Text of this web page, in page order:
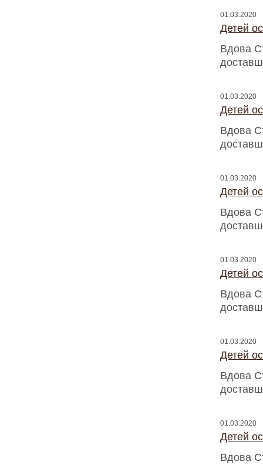
01.03.2020
Детей
Вдова
01.03.2020
Детей
Вдова
01.03.2020
Детей
Вдова
01.03.2020
Детей
Вдова
01.03.2020
Детей
Вдова
01.03.2020
Детей
Вдова